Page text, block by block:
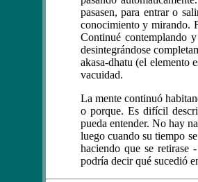
pasasen, para entrar o
conocimiento y mirando.
Continué contemplando
desintegrándose
akasa-dhatu (el elemento
vacuidad.
La mente continuó
o porque. Es difícil
pueda entender. No hay
luego cuando su tiempo
haciendo que se retirase
podría decir qué sucedió